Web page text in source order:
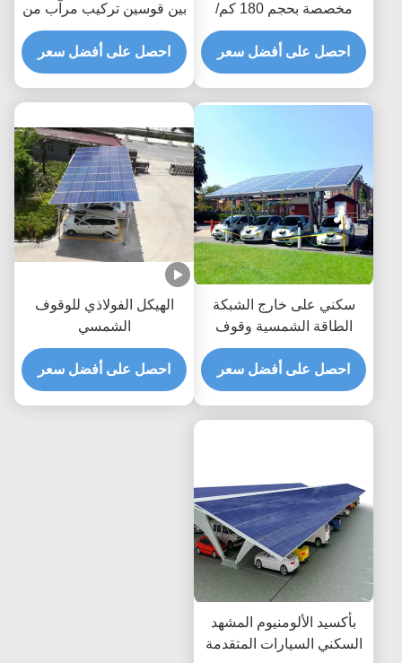
مخصصة بحجم 180 كم/
ساعة لسرعة الرياح، رفوف
مواقف سيارات شمسية
احصل على أفضل سعر
بين قوسين تركيب مرآب من
الألومنيوم المطلي بأكسيد
الألومنيوم
احصل على أفضل سعر
سكني على خارج الشبكة
الطاقة الشمسية وقوف
السيارات تصاعد بين قوسين
مرآب الكهروضوئية
احصل على أفضل سعر
الهيكل الفولاذي للوقوف
الشمسي
احصل على أفضل سعر
بأكسيد الألومنيوم المشهد
السكني السيارات المتقدمة